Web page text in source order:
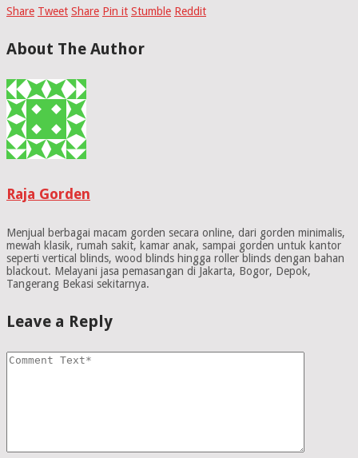
Share Tweet Share Pin it Stumble Reddit
About The Author
Raja Gorden
Menjual berbagai macam gorden secara online, dari gorden minimalis,
mewah klasik, rumah sakit, kamar anak, sampai gorden untuk kantor
seperti vertical blinds, wood blinds hingga roller blinds dengan bahan
blackout. Melayani jasa pemasangan di Jakarta, Bogor, Depok,
Tangerang Bekasi sekitarnya.
Leave a Reply